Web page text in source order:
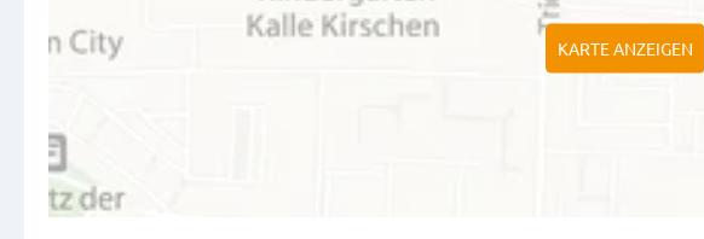
KARTE ANZEIGEN